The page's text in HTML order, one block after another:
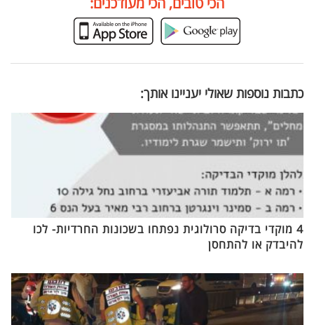
כתבות נוספות שאולי יעניינו אותך:
4 מוקדי בדיקה סרולוגית נפתחו בשכונות החרדיות- לכו
להיבדק או להתחסן